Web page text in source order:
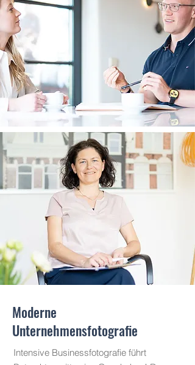
Moderne
Unternehmensfotografie
Intensive Businessfotografie führt